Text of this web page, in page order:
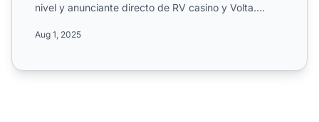
nivel y anunciante directo de RV casino y Volta.
Aug 1, 2025